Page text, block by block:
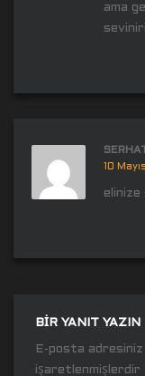
ama
10
elinize
BIR YANIT YAZIN
E-posta adresiniz
işaretlenmişlerdir